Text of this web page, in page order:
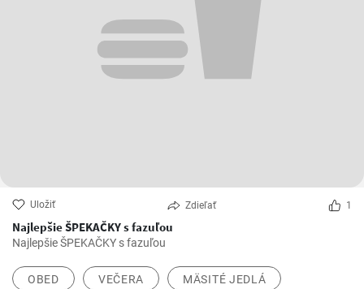
Uložiť Zdieľať 1
Najlepšie ŠPEKAČKY s fazuľou
Najlepšie ŠPEKAČKY s fazuľou
OBED VEČERA MÄSITÉ JEDLÁ